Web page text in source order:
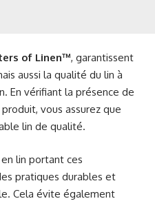
of Linen™, garantissent
aussi la qualité du lin à
En vérifiant la présence de
vous assurez que
lin de qualité.
lin portant ces
pratiques durables et
Cela évite également